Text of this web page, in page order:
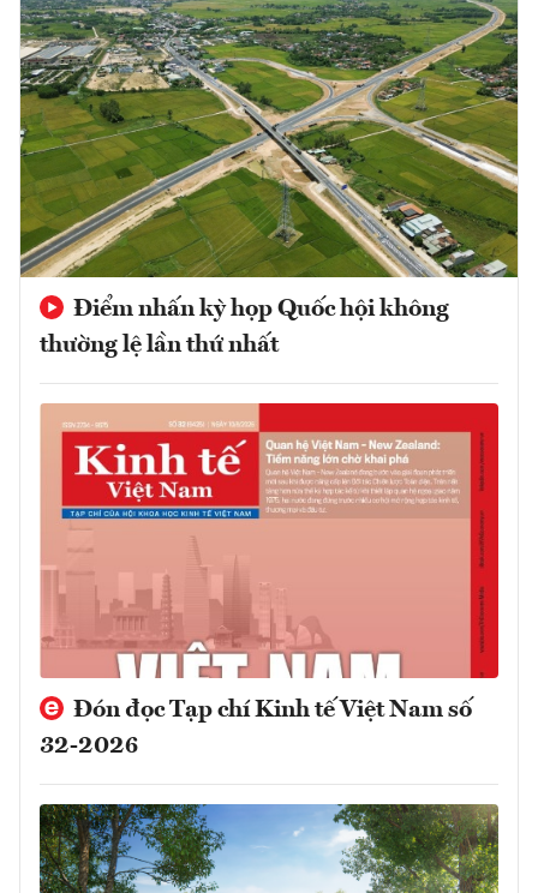
Điểm nhấn kỳ họp Quốc hội không
thường lệ lần thứ nhất
Đón đọc Tạp chí Kinh tế Việt Nam số
32-2026